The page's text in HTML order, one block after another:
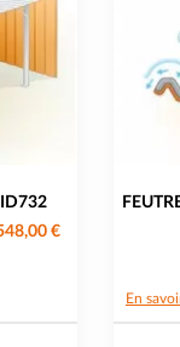
ID732
€
En